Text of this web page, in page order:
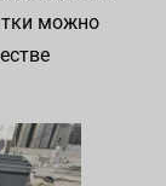
можно